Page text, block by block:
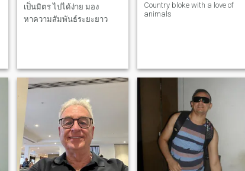
เป็นมิตร ไปได้ง่าย มอง
หาความสัมพันธ์ระยะยาว
Country bloke with a love of
animals